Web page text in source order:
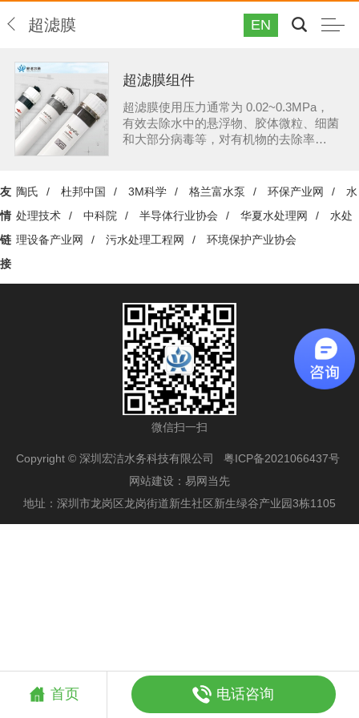
超滤膜 EN
超滤膜组件
超滤膜使用压力通常为 0.02~0.3MPa，
有效去除水中的悬浮物、胶体微粒、细菌
和大部分病毒等，对有机物的去除率
理、饮料、环保、化工、冶金、食品等行
水、 超纯水等生产领域中作为反渗透膜
系统的预处理手段，可以确保反渗透膜及
友
情
链
接
陶氏 / 杜邦中国 / 3M科学 / 格兰富水泵 / 环保产业网 /
水
处理技术
/ 中科院 / 半导体行业协会 / 华夏水处理网 /
水处
理设备产业网
/ 污水处理工程网 / 环境保护产业协会
Copyright © 深圳宏洁水务科技有限公司 粤ICP备2021066437号
网站建设 ： 易网当先
地址：深圳市龙岗区龙岗街道新生社区新生绿谷产业园3栋1105
微信扫一扫
首页 电话咨询